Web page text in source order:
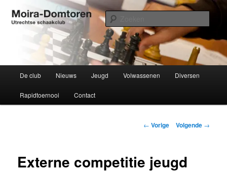
naar
Moira-Domtoren
Utrechtse schaakclub opgericht 1934
De club Nieuws Jeugd Volwassenen Diversen
Rapidtoernooi Contact
Bericht
← Vorige Volgende →
Externe competitie jeugd